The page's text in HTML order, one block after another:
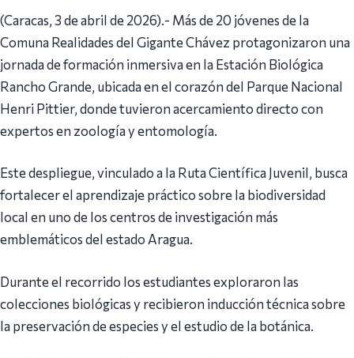
(Caracas, 3 de abril de 2026).- Más de 20 jóvenes de la
Comuna Realidades del Gigante Chávez protagonizaron una
jornada de formación inmersiva en la Estación Biológica
Rancho Grande, ubicada en el corazón del Parque Nacional
Henri Pittier, donde tuvieron acercamiento directo con
expertos en zoología y entomología.
Este despliegue, vinculado a la Ruta Científica Juvenil, busca
fortalecer el aprendizaje práctico sobre la biodiversidad
local en uno de los centros de investigación más
emblemáticos del estado Aragua.
Durante el recorrido los estudiantes exploraron las
colecciones biológicas y recibieron inducción técnica sobre
la preservación de especies y el estudio de la botánica.